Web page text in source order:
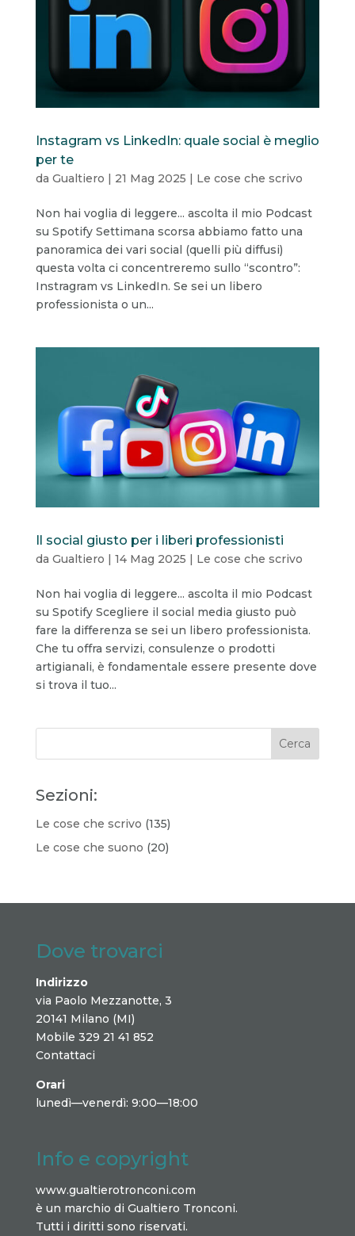
Instagram vs LinkedIn: quale social è meglio
per te
da Gualtiero | 21 Mag 2025 | Le cose che scrivo
Non hai voglia di leggere... ascolta il mio Podcast
su Spotify Settimana scorsa abbiamo fatto una
panoramica dei vari social (quelli più diffusi)
questa volta ci concentreremo sullo “scontro”:
Instragram vs LinkedIn. Se sei un libero
professionista o un...
Il social giusto per i liberi professionisti
da Gualtiero | 14 Mag 2025 | Le cose che scrivo
Non hai voglia di leggere... ascolta il mio Podcast
su Spotify Scegliere il social media giusto può
fare la differenza se sei un libero professionista.
Che tu offra servizi, consulenze o prodotti
artigianali, è fondamentale essere presente dove
si trova il tuo...
Sezioni:
Le cose che scrivo (135)
Le cose che suono (20)
Dove trovarci
Indirizzo
via Paolo Mezzanotte, 3
20141 Milano (MI)
Mobile 329 21 41 852
Contattaci
Orari
lunedì—venerdì: 9:00—18:00
Info e copyright
www.gualtierotronconi.com
è un marchio di Gualtiero Tronconi.
Tutti i diritti sono riservati.